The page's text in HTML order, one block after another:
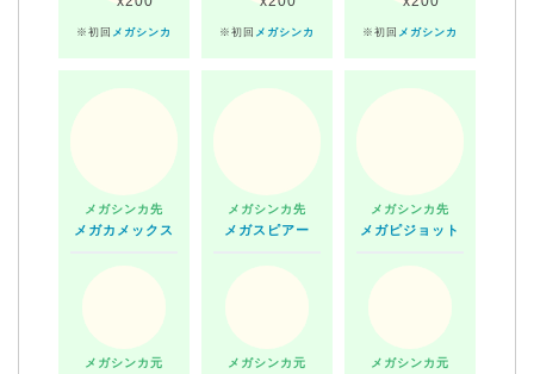
※初回 メガシンカ ※初回 メガシンカ ※初回 メガシンカ
メガシンカ先
メガカメックス
メガシンカ元
メガシンカ先
メガスピアー
メガシンカ元
メガシンカ先
メガピジョット
メガシンカ元